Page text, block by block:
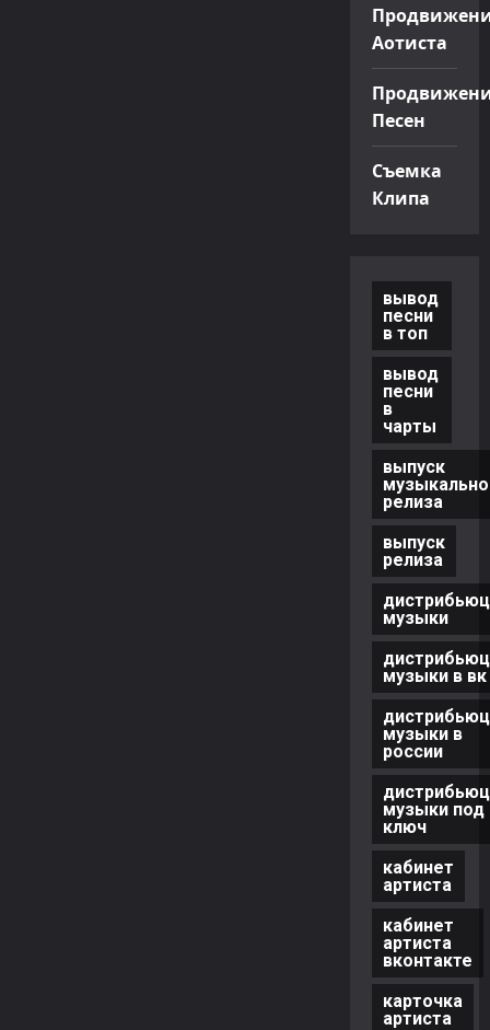
Аотиста
Песен
Съемка
Клипа
вывод
песни
в топ
вывод
песни
в
чарты
выпуск
релиза
выпуск
релиза
музыки
музыки в вк
музыки в
россии
музыки под
ключ
кабинет
артиста
кабинет
артиста
вконтакте
карточка
артиста